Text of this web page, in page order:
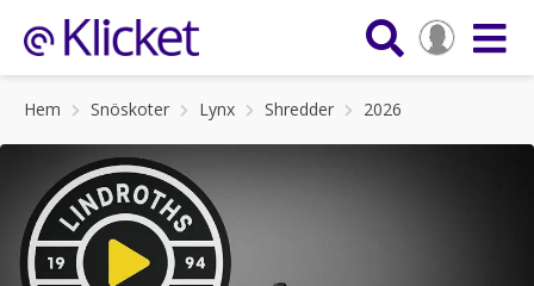
Hem Snöskoter Lynx Shredder 2026